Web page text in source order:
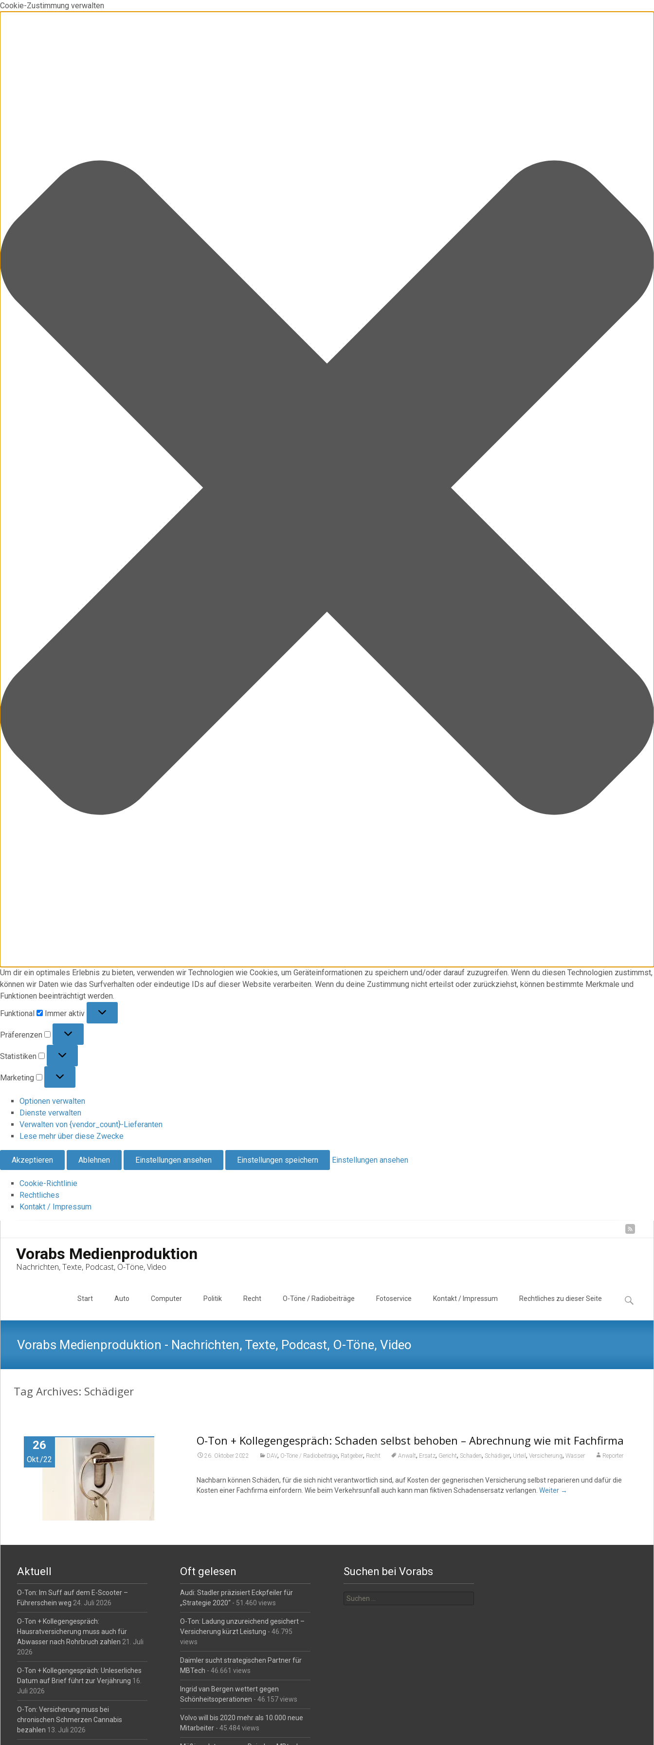
Cookie-Zustimmung verwalten
Um dir ein optimales Erlebnis zu bieten, verwenden wir Technologien wie Cookies, um Geräteinformationen zu speichern und/oder darauf zuzugreifen. Wenn du diesen Technologien zustimmst,
können wir Daten wie das Surfverhalten oder eindeutige IDs auf dieser Website verarbeiten. Wenn du deine Zustimmung nicht erteilst oder zurückziehst, können bestimmte Merkmale und
Funktionen beeinträchtigt werden.
Funktional
Immer aktiv
Präferenzen
Statistiken
Marketing
Optionen verwalten
Dienste verwalten
Verwalten von {vendor_count}-Lieferanten
Lese mehr über diese Zwecke
Akzeptieren Ablehnen Einstellungen ansehen Einstellungen speichern Einstellungen ansehen
Cookie-Richtlinie
Rechtliches
Kontakt / Impressum
Vorabs Medienproduktion
Nachrichten, Texte, Podcast, O-Töne, Video
Start Auto Computer Politik Recht O-Töne / Radiobeiträge Fotoservice Kontakt / Impressum Rechtliches zu dieser Seite
Suchen
nach:
Vorabs Medienproduktion - Nachrichten, Texte, Podcast, O-Töne, Video
Tag Archives: Schädiger
26
Okt./22
O-Ton + Kollegengespräch: Schaden selbst behoben – Abrechnung wie mit Fachfirma
26. Oktober 2022 DAV, O-Töne / Radiobeiträge, Ratgeber, Recht Anwalt, Ersatz, Gericht, Schaden, Schädiger, Urteil , Versicherung, Wasser Reporter
Nachbarn können Schäden, für die sich nicht verantwortlich sind, auf Kosten der gegnerischen Versicherung selbst reparieren und dafür die
Kosten einer Fachfirma einfordern. Wie beim Verkehrsunfall auch kann man fiktiven Schadensersatz verlangen. Weiter →
Aktuell
O-Ton: Im Suff auf dem E-Scooter –
Führerschein weg 24. Juli 2026
O-Ton + Kollegengespräch:
Hausratversicherung muss auch für
Abwasser nach Rohrbruch zahlen 21. Juli
2026
O-Ton + Kollegengespräch: Unleserliches
Datum auf Brief führt zur Verjährung 16.
Juli 2026
O-Ton: Versicherung muss bei
chronischen Schmerzen Cannabis
bezahlen 13. Juli 2026
Oft gelesen
Audi: Stadler präzisiert Eckpfeiler für
„Strategie 2020“ - 51.460 views
O-Ton: Ladung unzureichend gesichert –
Versicherung kürzt Leistung - 46.795
views
Daimler sucht strategischen Partner für
MBTech - 46.661 views
Ingrid van Bergen wettert gegen
Schönheitsoperationen - 46.157 views
Volvo will bis 2020 mehr als 10.000 neue
Mitarbeiter - 45.484 views
Suchen bei Vorabs
nach: